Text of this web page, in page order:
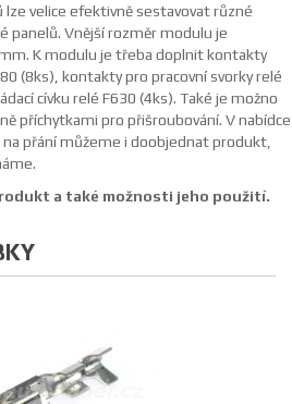
velice efektivně sestavovat různé
panelů. Vnější rozměr modulu je
K modulu je třeba doplnit kontakty
(8ks), kontakty pro pracovní svorky relé
cívku relé F630 (4ks). Také je možno
příchytkami pro přišroubování. V nabídce
přání můžeme i doobjednat produkt,
a také možnosti jeho použití.